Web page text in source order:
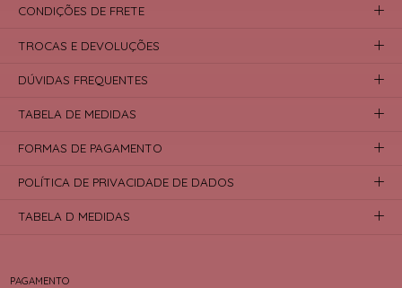
PAGAMENTO
CONDIÇÕES DE FRETE
TROCAS E DEVOLUÇÕES
DÚVIDAS FREQUENTES
TABELA DE MEDIDAS
FORMAS DE PAGAMENTO
POLÍTICA DE PRIVACIDADE DE DADOS
TABELA D MEDIDAS